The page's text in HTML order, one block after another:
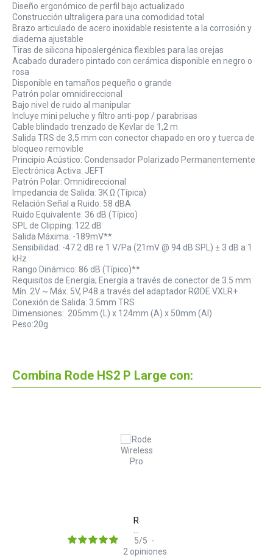
Diseño ergonómico de perfil bajo actualizado
Construcción ultraligera para una comodidad total
Brazo articulado de acero inoxidable resistente a la corrosión y
diadema ajustable
Tiras de silicona hipoalergénica flexibles para las orejas
Acabado duradero pintado con cerámica disponible en negro o
rosa
Disponible en tamaños pequeño o grande
Patrón polar omnidireccional
Bajo nivel de ruido al manipular
Incluye mini peluche y filtro anti-pop / parabrisas
Cable blindado trenzado de Kevlar de 1,2 m
Salida TRS de 3,5 mm con conector chapado en oro y tuerca de
bloqueo removible
Principio Acústico: Condensador Polarizado Permanentemente
Electrónica Activa: JEFT
Patrón Polar: Omnidireccional
Impedancia de Salida: 3K Ω (Típica)
Relación Señal a Ruido: 58 dBA
Ruido Equivalente: 36 dB (Típico)
SPL de Clipping: 122 dB
Salida Máxima: -189mV**
Sensibilidad: -47.2 dB re 1 V/Pa (21mV @ 94 dB SPL) ± 3 dB a 1
kHz
Rango Dinámico: 86 dB (Típico)**
Requisitos de Energía; Energía a través de conector de 3.5 mm:
Mín. 2V ~ Máx. 5V, P48 a través del adaptador RØDE VXLR+
Conexión de Salida: 3.5mm TRS
Dimensiones: 205mm (L) x 124mm (A) x 50mm (Al)
Peso:20g
Combina Rode HS2 P Large con:
Rode
Wireless
Pro
5/5 -
2 opiniones